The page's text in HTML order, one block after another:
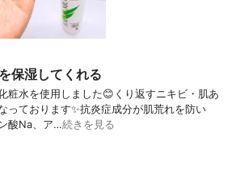
保湿してくれる
粧水を使用しました😊くり返すニキビ・肌あ
っております✨抗炎症成分が肌荒れを防い
酸Na、ア…続きを見る